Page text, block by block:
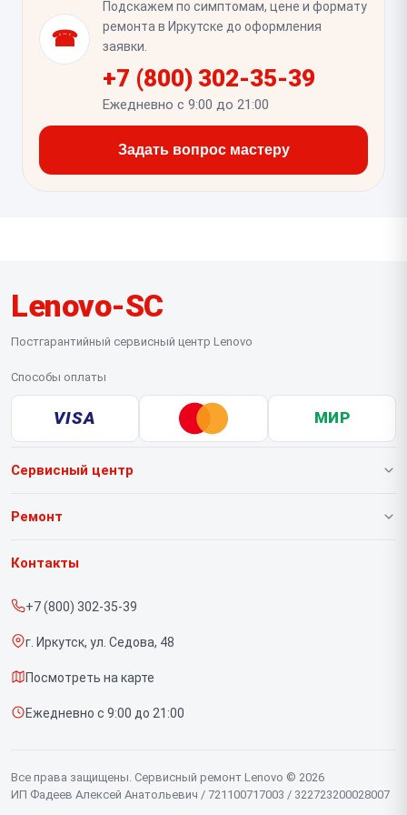
стабильное при изменении угла открытия и что
шлейф не задевается петлями.
☎
Подскажем по симптомам, цене и формату
ремонта в Иркутске до оформления
заявки.
+7 (800) 302-35-39
Ежедневно с 9:00 до 21:00
Задать вопрос мастеру
Lenovo-SC
Постгарантийный сервисный центр Lenovo
Способы оплаты
VISA МИР
Сервисный центр
О нашем сервисе
Срочный ремонт
Доставка и способы оплаты
Диагностика
Контакты
Ремонт
Ноутбуков
Контакты
+7 (800) 302-35-39
г. Иркутск, ул. Седова, 48
Посмотреть на карте
Ежедневно с 9:00 до 21:00
Все права защищены. Сервисный ремонт Lenovo © 2026
ИП Фадеев Алексей Анатольевич / 721100717003 / 322723200028007